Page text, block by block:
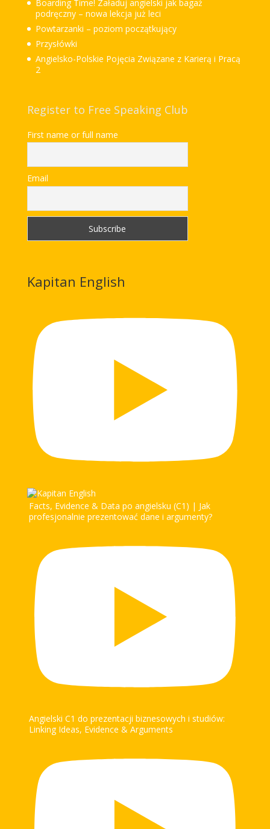
Boarding Time! Załaduj angielski jak bagaż
podręczny – nowa lekcja już leci
Powtarzanki – poziom początkujący
Przysłówki
Angielsko-Polskie Pojęcia Związane z Karierą i Pracą
2
Register to Free Speaking Club
First name or full name
Email
Kapitan English
Facts, Evidence & Data po angielsku (C1) | Jak
profesjonalnie prezentować dane i argumenty?
Angielski C1 do prezentacji biznesowych i studiów:
Linking Ideas, Evidence & Arguments